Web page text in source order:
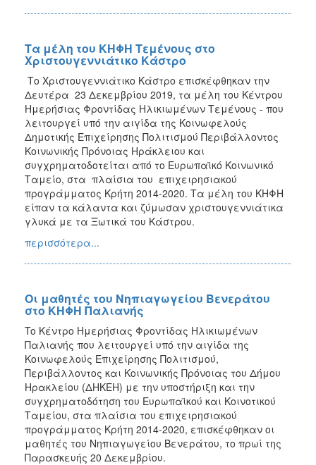
Τα μέλη του ΚΗΦΗ Τεμένους στο
Χριστουγεννιάτικο Κάστρο
Το Χριστουγεννιάτικο Κάστρο επισκέφθηκαν την
Δευτέρα 23 Δεκεμβρίου 2019, τα μέλη του Κέντρου
Ημερήσιας Φροντίδας Ηλικιωμένων Τεμένους - που
λειτουργεί υπό την αιγίδα της Κοινωφελούς
Δημοτικής Επιχείρησης Πολιτισμού Περιβάλλοντος
Κοινωνικής Πρόνοιας Ηράκλειου και
συγχρηματοδοτείται από το Ευρωπαϊκό Κοινωνικό
Ταμείο, στα πλαίσια του επιχειρησιακού
προγράμματος Κρήτη 2014-2020. Τα μέλη του ΚΗΦΗ
είπαν τα κάλαντα και ζύμωσαν χριστουγεννιάτικα
γλυκά με τα Ξωτικά του Κάστρου.
περισσότερα...
Οι μαθητές του Νηπιαγωγείου Βενεράτου
στο ΚΗΦΗ Παλιανής
To Κέντρο Ημερήσιας Φροντίδας Ηλικιωμένων
Παλιανής που λειτουργεί υπό την αιγίδα της
Κοινωφελούς Επιχείρησης Πολιτισμού,
Περιβάλλοντος και Κοινωνικής Πρόνοιας του Δήμου
Ηρακλείου (ΔΗΚΕΗ) με την υποστήριξη και την
συγχρηματοδότηση του Ευρωπαϊκού και Κοινοτικού
Ταμείου, στα πλαίσια του επιχειρησιακού
προγράμματος Κρήτη 2014-2020, επισκέφθηκαν οι
μαθητές του Νηπιαγωγείου Βενεράτου, το πρωί της
Παρασκευής 20 Δεκεμβρίου.